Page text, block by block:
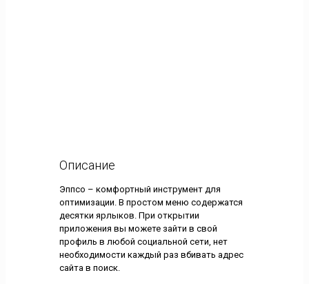
Описание
Эппсо – комфортный инструмент для
оптимизации. В простом меню содержатся
десятки ярлыков. При открытии
приложения вы можете зайти в свой
профиль в любой социальной сети, нет
необходимости каждый раз вбивать адрес
сайта в поиск.